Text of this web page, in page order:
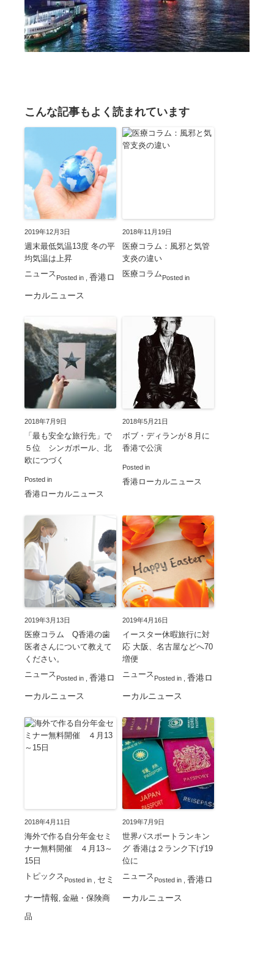
こんな記事もよく読まれています
2019年12月3日
週末最低気温13度 冬の平
均気温は上昇
Posted in
ニュース
香港ロ
ーカルニュース
2018年11月19日
医療コラム：風邪と気管
支炎の違い
Posted in
医療コラム
2018年7月9日
「最も安全な旅行先」で
５位 シンガポール、北
欧につづく
Posted in
香港ローカルニュース
2018年5月21日
ボブ・ディランが８月に
香港で公演
Posted in
香港ローカルニュース
2019年3月13日
医療コラム Q香港の歯
医者さんについて教えて
ください。
Posted in
ニュース
香港ロ
ーカルニュース
2019年4月16日
イースター休暇旅行に対
応 大阪、名古屋などへ70
増便
Posted in
ニュース
香港ロ
ーカルニュース
2018年4月11日
海外で作る自分年金セミ
ナー無料開催 ４月13～
15日
Posted in
トピックス
セミ
ナー情報 金融・保険商
品
2019年7月9日
世界パスポートランキン
グ 香港は２ランク下げ19
位に
Posted in
ニュース
香港ロ
ーカルニュース